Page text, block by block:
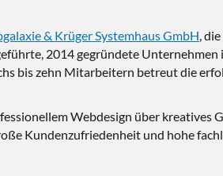
& Krüger Systemhaus GmbH,
2014 gegründete
bis zehn Mitarbeitern betreut die
Webdesign über kreatives
Kundenzufriedenheit und hohe